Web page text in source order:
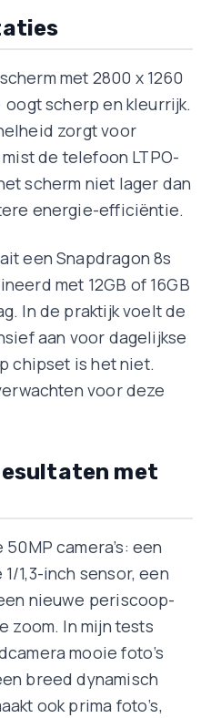
met 2800 x 1260
scherp en kleurrijk.
zorgt voor
de telefoon LTPO-
scherm niet lager dan
energie-efficiëntie.
een Snapdragon 8s
met 12GB of 16GB
In de praktijk voelt de
aan voor dagelijkse
chipset is het niet.
voor deze
met
camera’s: een
1,3-inch sensor, een
nieuwe periscoop-
zoom. In mijn tests
mooie foto’s
breed dynamisch
ook prima foto’s,